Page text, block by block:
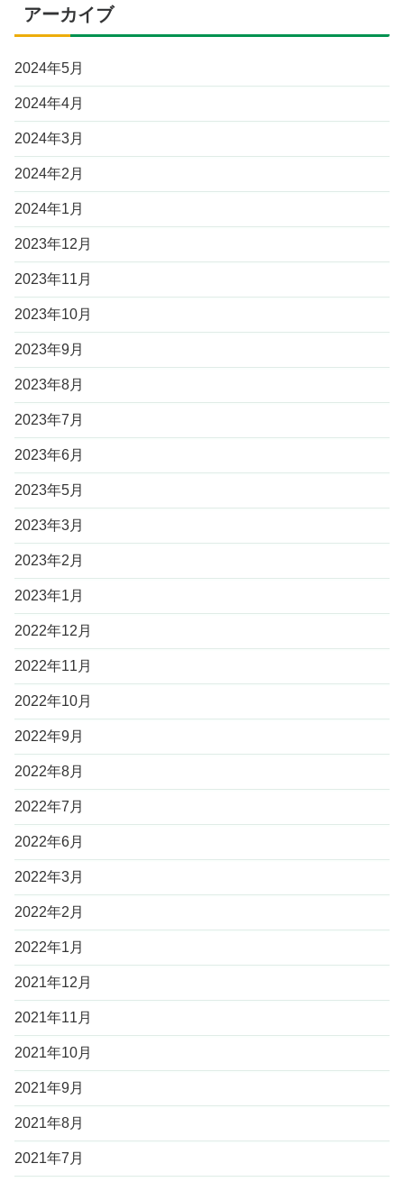
アーカイブ
2024年5月
2024年4月
2024年3月
2024年2月
2024年1月
2023年12月
2023年11月
2023年10月
2023年9月
2023年8月
2023年7月
2023年6月
2023年5月
2023年3月
2023年2月
2023年1月
2022年12月
2022年11月
2022年10月
2022年9月
2022年8月
2022年7月
2022年6月
2022年3月
2022年2月
2022年1月
2021年12月
2021年11月
2021年10月
2021年9月
2021年8月
2021年7月